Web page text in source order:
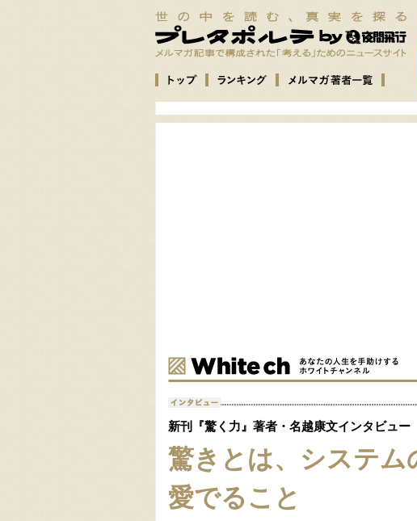
新刊『驚く力』著者・名越康文インタビュー
驚きとは、システム
愛でること